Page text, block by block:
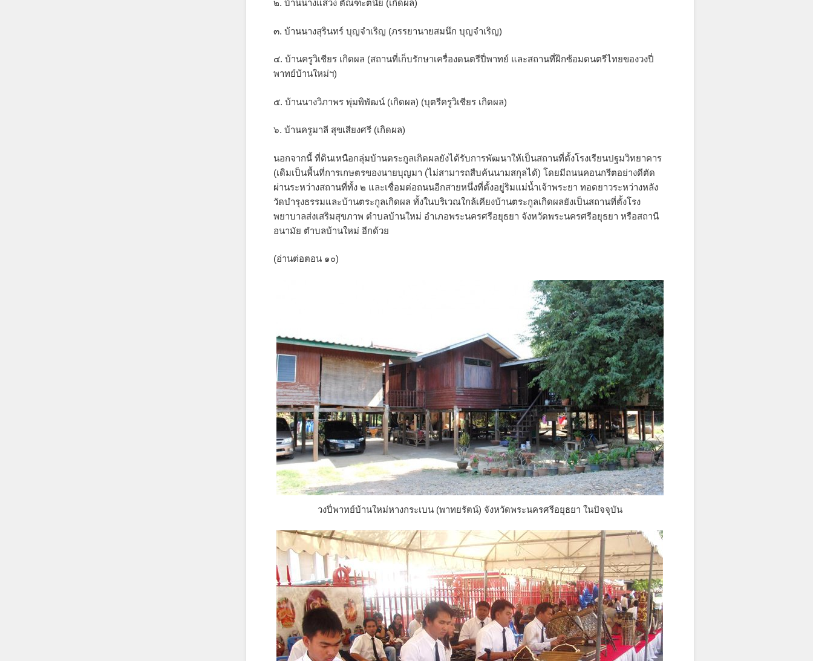
๒. บ้านนางแสวง ตัณฑะตนัย (เกิดผล)
๓. บ้านนางสุรินทร์ บุญจำเริญ (ภรรยานายสมนึก บุญจำเริญ)
๔. บ้านครูวิเชียร เกิดผล (สถานที่เก็บรักษาเครื่องดนตรีปี่พาทย์ และสถานที่ฝึกซ้อมดนตรีไทยของวงปี่
พาทย์บ้านใหม่ฯ)
๕. บ้านนางวิภาพร พุ่มพิพัฒน์ (เกิดผล) (บุตรีครูวิเชียร เกิดผล)
๖. บ้านครูมาลี สุขเสียงศรี (เกิดผล)
นอกจากนี้ ที่ดินเหนือกลุ่มบ้านตระกูลเกิดผลยังได้รับการพัฒนาให้เป็นสถานที่ตั้งโรงเรียนปฐมวิทยาคาร
(เดิมเป็นพื้นที่การเกษตรของนายบุญมา (ไม่สามารถสืบค้นนามสกุลได้) โดยมีถนนคอนกรีตอย่างดีตัด
ผ่านระหว่างสถานที่ทั้ง ๒ และเชื่อมต่อถนนอีกสายหนึ่งที่ตั้งอยู่ริมแม่น้ำเจ้าพระยา ทอดยาวระหว่างหลัง
วัดบำรุงธรรมและบ้านตระกูลเกิดผล ทั้งในบริเวณใกล้เคียงบ้านตระกูลเกิดผลยังเป็นสถานที่ตั้งโรง
พยาบาลส่งเสริมสุขภาพ ตำบลบ้านใหม่ อำเภอพระนครศรีอยุธยา จังหวัดพระนครศรีอยุธยา หรือสถานี
อนามัย ตำบลบ้านใหม่ อีกด้วย
(อ่านต่อตอน ๑๐)
วงปี่พาทย์บ้านใหม่หางกระเบน (พาทยรัตน์) จังหวัดพระนครศรีอยุธยา ในปัจจุบัน